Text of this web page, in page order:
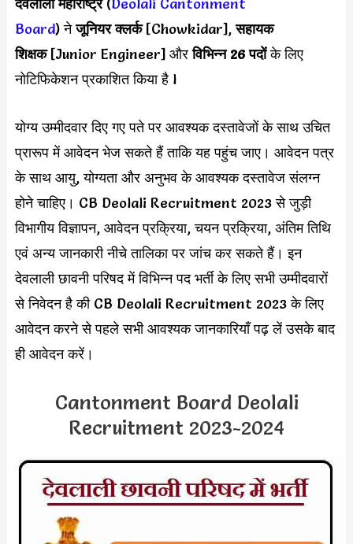
Board) नेजूनियर क्लर्क[Chowkidar],सहायक
शिक्षक[Junior Engineer] औरविभिन्न 26 पदोंके लिए
नोटिफिकेशन प्रकाशित किया है l
योग्य उम्मीदवार दिए गए पते पर आवश्यक दस्तावेजों के साथ उचित
प्रारूप में आवेदन भेज सकते हैं ताकि यह पहुंच जाए। आवेदन पत्र
के साथ आयु, योग्यता और अनुभव के आवश्यक दस्तावेज संलग्न
होने चाहिए। CB Deolali Recruitment 2023 से जुड़ी
विभागीय विज्ञापन, आवेदन प्रक्रिया, चयन प्रक्रिया, अंतिम तिथि
एवं अन्य जानकारी नीचे तालिका पर जांच कर सकते हैं। इन
देवलाली छावनी परिषद में विभिन्न पद भर्ती के लिए सभी उम्मीदवारों
से निवेदन है की CB Deolali Recruitment 2023 के लिए
आवेदन करने से पहले सभी आवश्यक जानकारियाँ पढ़ लें उसके बाद
ही आवेदन करें।
Cantonment Board Deolali
Recruitment 2023-2024